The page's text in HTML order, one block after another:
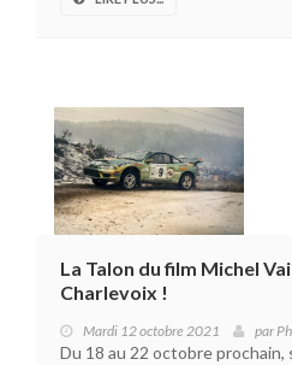
La Talon du film Michel
Charlevoix !
Mardi 12 octobre 2021 par
Du 18 au 22 octobre